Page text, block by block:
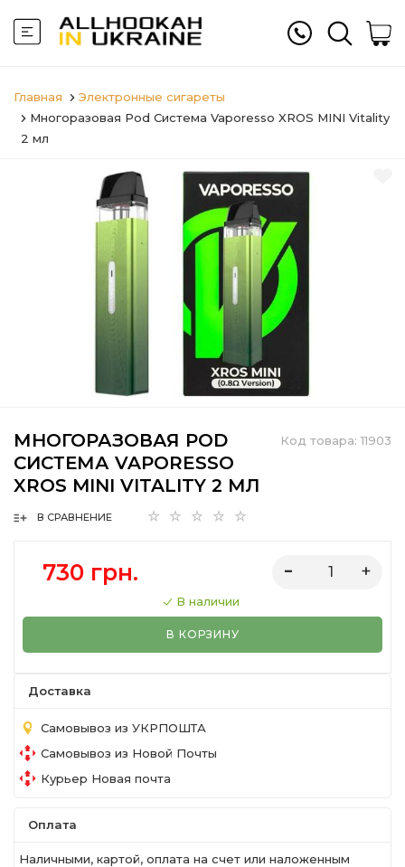
Главная
Электронные сигареты
Многоразовая Pod Система Vaporesso XROS MINI Vitality
2 мл
Код товара: 11903
МНОГОРАЗОВАЯ POD
СИСТЕМА VAPORESSO
XROS MINI VITALITY 2 МЛ
В СРАВНЕНИЕ
730 грн.
В наличии
В КОРЗИНУ
Доставка
Самовывоз из УКРПОШТА
Самовывоз из Новой Почты
Курьер Новая почта
Оплата
Наличными, картой, оплата на счет или наложенным